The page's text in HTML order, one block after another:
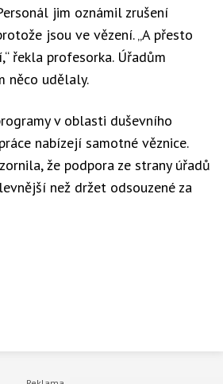
jim oznámil zrušení
jsou ve vězení. „A přesto
řekla profesorka. Úřadům
něco udělaly.
v oblasti duševního
nabízejí samotné věznice.
že podpora ze strany úřadů
než držet odsouzené za